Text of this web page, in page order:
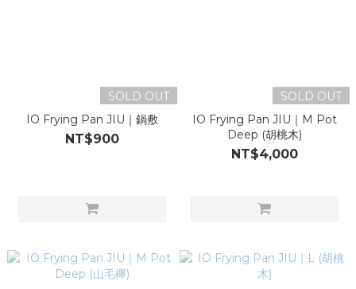
SOLD OUT
IO Frying Pan JIU｜鍋敷
NT$900
SOLD OUT
IO Frying Pan JIU｜M Pot
Deep (胡桃木)
NT$4,000